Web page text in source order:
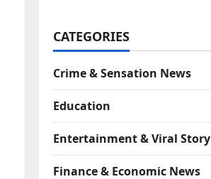
CATEGORIES
Crime & Sensation News
Education
Entertainment & Viral Story
Finance & Economic News